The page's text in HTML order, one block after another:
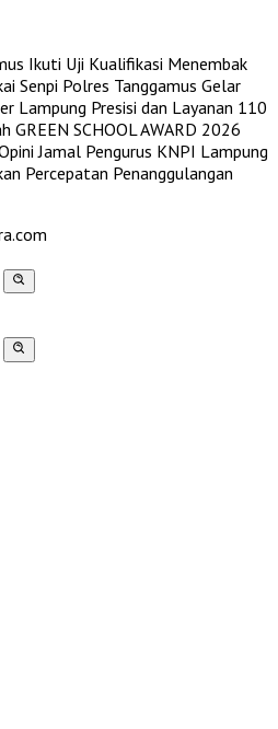
Ikuti Uji Kualifikasi Menembak
Senpi Polres Tanggamus Gelar
Lampung Presisi dan Layanan 110
GREEN SCHOOL AWARD 2026
Jamal Pengurus KNPI Lampung
Percepatan Penanggulangan